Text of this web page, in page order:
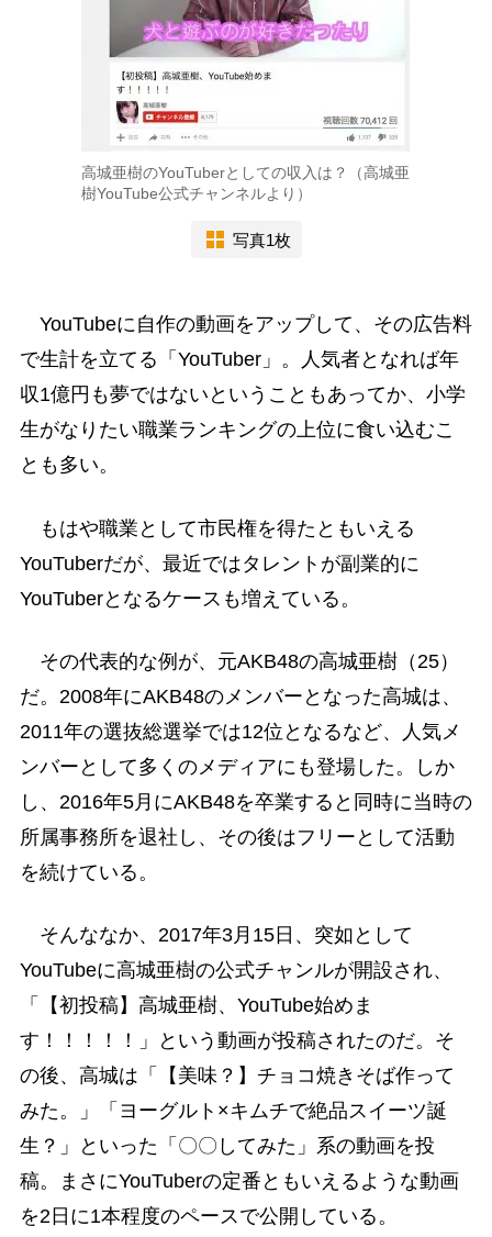
高城亜樹のYouTuberとしての収入は？（高城亜
樹YouTube公式チャンネルより）
写真1枚
YouTubeに自作の動画をアップして、その広告料
で生計を立てる「YouTuber」。人気者となれば年
収1億円も夢ではないということもあってか、小学
生がなりたい職業ランキングの上位に食い込むこ
とも多い。
もはや職業として市民権を得たともいえる
YouTuberだが、最近ではタレントが副業的に
YouTuberとなるケースも増えている。
その代表的な例が、元AKB48の高城亜樹（25）
だ。2008年にAKB48のメンバーとなった高城は、
2011年の選抜総選挙では12位となるなど、人気メ
ンバーとして多くのメディアにも登場した。しか
し、2016年5月にAKB48を卒業すると同時に当時の
所属事務所を退社し、その後はフリーとして活動
を続けている。
そんななか、2017年3月15日、突如として
YouTubeに高城亜樹の公式チャンルが開設され、
「【初投稿】高城亜樹、YouTube始めま
す！！！！！」という動画が投稿されたのだ。そ
の後、高城は「【美味？】チョコ焼きそば作って
みた。」「ヨーグルト×キムチで絶品スイーツ誕
生？」といった「〇〇してみた」系の動画を投
稿。まさにYouTuberの定番ともいえるような動画
を2日に1本程度のペースで公開している。